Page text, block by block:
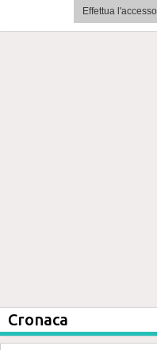
Effettua l'accesso
Cronaca